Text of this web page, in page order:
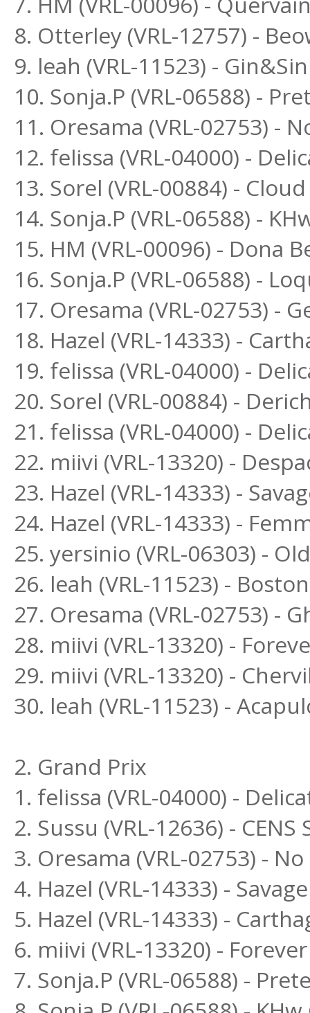
8. Otterley (VRL-12757) -
9. leah (VRL-11523) -
10. Sonja.P (VRL-06588) -
11. Oresama (VRL-02753) -
12. felissa (VRL-04000) -
13. Sorel (VRL-00884) -
14. Sonja.P (VRL-06588) -
15. HM (VRL-00096) - Dona
16. Sonja.P (VRL-06588) -
17. Oresama (VRL-02753) -
18. Hazel (VRL-14333) -
19. felissa (VRL-04000) -
20. Sorel (VRL-00884) -
21. felissa (VRL-04000) -
22. miivi (VRL-13320) -
23. Hazel (VRL-14333) -
24. Hazel (VRL-14333) -
25. yersinio (VRL-06303) -
26. leah (VRL-11523) -
27. Oresama (VRL-02753) -
28. miivi (VRL-13320) -
29. miivi (VRL-13320) -
30. leah (VRL-11523) -
2. Grand Prix
1. felissa (VRL-04000) -
2. Sussu (VRL-12636) -
3. Oresama (VRL-02753) -
4. Hazel (VRL-14333) -
5. Hazel (VRL-14333) -
6. miivi (VRL-13320) -
7. Sonja.P (VRL-06588) -